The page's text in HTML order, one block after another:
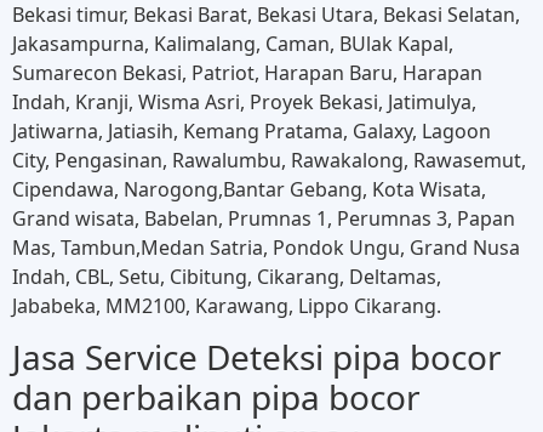
Bekasi timur, Bekasi Barat, Bekasi Utara, Bekasi Selatan,
Jakasampurna, Kalimalang, Caman, BUlak Kapal,
Sumarecon Bekasi, Patriot, Harapan Baru, Harapan
Indah, Kranji, Wisma Asri, Proyek Bekasi, Jatimulya,
Jatiwarna, Jatiasih, Kemang Pratama, Galaxy, Lagoon
City, Pengasinan, Rawalumbu, Rawakalong, Rawasemut,
Cipendawa, Narogong,Bantar Gebang, Kota Wisata,
Grand wisata, Babelan, Prumnas 1, Perumnas 3, Papan
Mas, Tambun,Medan Satria, Pondok Ungu, Grand Nusa
Indah, CBL, Setu, Cibitung, Cikarang, Deltamas,
Jababeka, MM2100, Karawang, Lippo Cikarang.
Jasa Service Deteksi pipa bocor
dan perbaikan pipa bocor